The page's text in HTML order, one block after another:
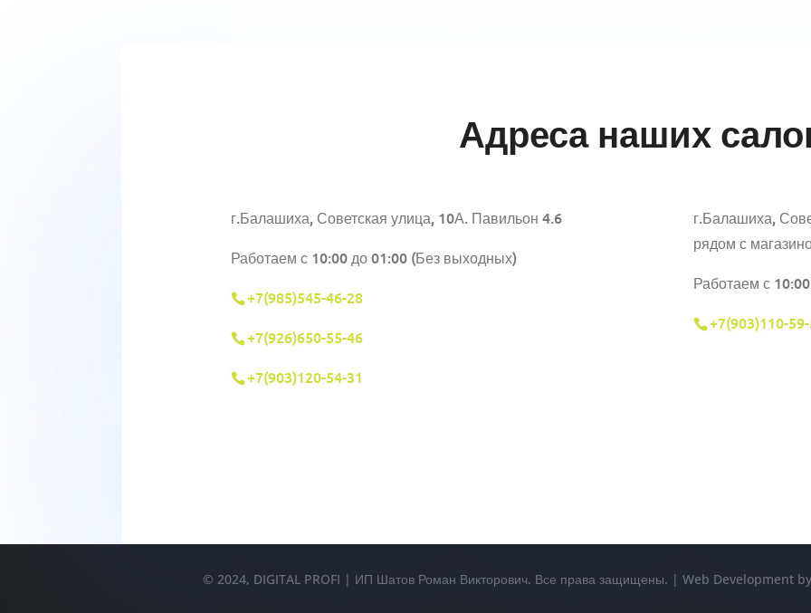
Адреса наших
г.Балашиха, Советская улица, 10А. Павильон 4.6
Работаем с 10:00 до 01:00 (Без выходных)
+7(985)545-46-28
+7(926)650-55-46
+7(903)120-54-31
г.Балашиха,
рядом с
Работаем с
+7(903)110-
© 2024, DIGITAL PROFI | ИП Шатов Роман Викторович. Все права защищены. | Web Development